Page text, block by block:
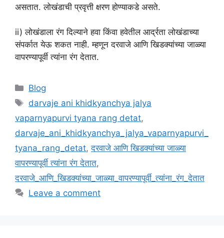
असतात. लोखंडाची प्रवृत्ती क्षरण होण्याकडे असते.
ii) लोखंडाला रंग दिल्याने हवा किंवा हवेतील आर्द्रता लोखंडाच्या
संपर्कात येऊ शकत नाही. म्हणून दरवाजे आणि खिडक्यांच्या जाळ्या
वापरण्यापूर्वी त्यांना रंग देतात.
Categories
Blog
Tags
darvaje ani khidkyanchya jalya
vaparnyapurvi tyana rang detat,
darvaje_ani_khidkyanchya_jalya_vaparnyapurvi_
tyana_rang_detat,दरवाजे आणि खिडक्यांच्या जाळ्या
वापरण्यापूर्वी त्यांना रंग देतात,
दरवाजे_आणि_खिडक्यांच्या_जाळ्या_वापरण्यापूर्वी_त्यांना_रंग_देतात
Leave a comment